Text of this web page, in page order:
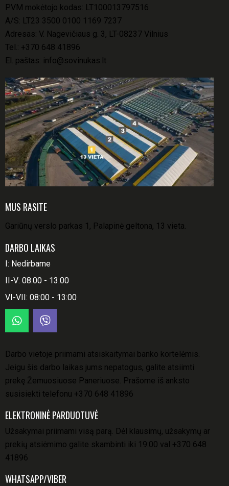
PVM mokėtojo kodas: LT100013797516
A/S: LT23 3500 0100 1169 7237
Adresas: V. Nagevičiaus g. 3, LT-08237 Vilnius
Tel.: +370 648 41896
El. paštas: info@sovinukas.lt
MUS RASITE
Gariūnų verslo parkas 1, Palapinė geltona, 13 vieta.
DARBO LAIKAS
I: Nedirbame
II-V: 08:00 - 13:00
VI-VII: 08:00 - 13:00
Darbo vietoje priimami atsiskaitymai banko kortelėmis.
Jeigu šis darbo laikas jums nepatogus, galite atsiimti
prekę Žemuosiuose Paneriuose. Prašome iš anksto
susisiekti telefonu +370 648 41896
ELEKTRONINĖ PARDUOTUVĖ
Užsakymai priimami visą parą. Dėl klausimų, užsakymų ar
prekių atsiėmimo galite skambinti iki 19:00 val +370 648
41896
WHATSAPP/VIBER